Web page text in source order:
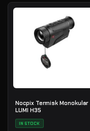
Nocpix Termisk Monokular
LUMI H35
IN STOCK